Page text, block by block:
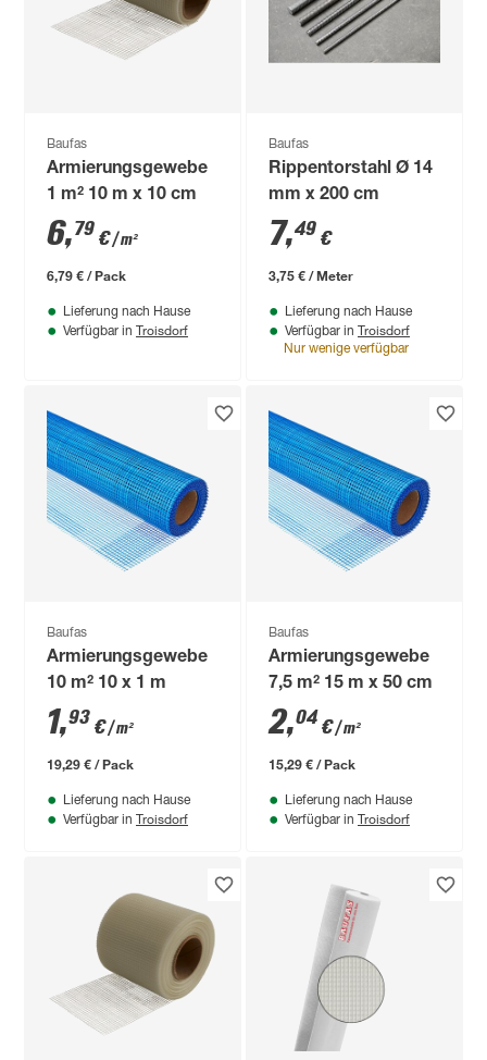
Baufas
Armierungsgewebe
1 m² 10 m x 10 cm
6,79 €/ m²
6,79 € / Pack
Lieferung nach Hause
Verfügbar in Troisdorf
Baufas
Rippentorstahl Ø 14
mm x 200 cm
7,49 €
3,75 € / Meter
Lieferung nach Hause
Verfügbar in Troisdorf
Nur wenige verfügbar
Baufas
Armierungsgewebe
10 m² 10 x 1 m
1,93 €/ m²
19,29 € / Pack
Lieferung nach Hause
Verfügbar in Troisdorf
Baufas
Armierungsgewebe
7,5 m² 15 m x 50 cm
2,04€/ m²
15,29 € / Pack
Lieferung nach Hause
Verfügbar in Troisdorf